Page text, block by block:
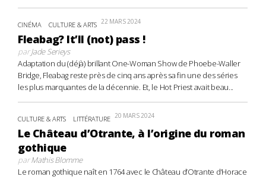
CINÉMA CULTURE & ARTS 22 MARS 2024
Fleabag? It’ll (not) pass !
parJade Serieys
Adaptation du (déjà) brillant One-Woman Show de Phoebe-Waller
Bridge, Fleabag reste près de cinq ans après sa fin une des séries
les plus marquantes de la décennie. Et, le Hot Priest avait beau...
CULTURE & ARTS LITTÉRATURE 20 MARS 2024
Le Château d’Otrante, à l’origine du roman
gothique
parMathis Blomme
Le roman gothique naît en 1764 avec le Château d’Otrante d’Horace